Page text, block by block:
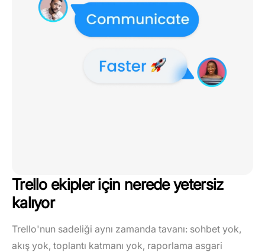
Trello ekipler için nerede yetersiz
kalıyor
Trello'nun sadeliği aynı zamanda tavanı: sohbet yok,
akış yok, toplantı katmanı yok, raporlama asgari